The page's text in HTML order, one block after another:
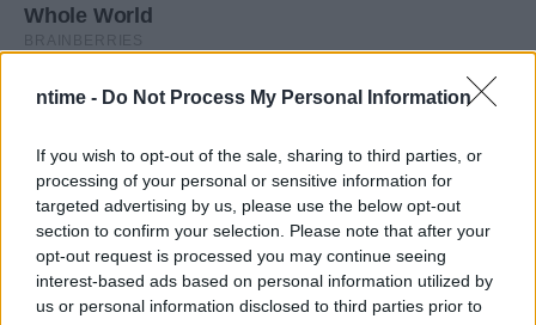
ntime - Do Not Process My Personal Information
If you wish to opt-out of the sale, sharing to third parties, or
processing of your personal or sensitive information for
targeted advertising by us, please use the below opt-out
section to confirm your selection. Please note that after your
opt-out request is processed you may continue seeing
interest-based ads based on personal information utilized by
us or personal information disclosed to third parties prior to